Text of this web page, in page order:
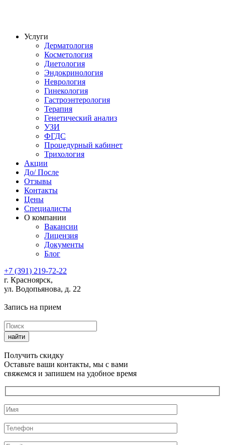
Услуги
Дерматология
Косметология
Диетология
Эндокринология
Неврология
Гинекология
Гастроэнтерология
Терапия
Генетический анализ
УЗИ
ФГДС
Процедурный кабинет
Трихология
Акции
До/ После
Отзывы
Контакты
Цены
Специалисты
О компании
Вакансии
Лицензия
Документы
Блог
+7 (391) 219-72-22
г. Красноярск,
ул. Водопьянова, д. 22
Запись на прием
Получить скидку
Оставьте ваши контакты, мы с вами
свяжемся и запишем на удобное время